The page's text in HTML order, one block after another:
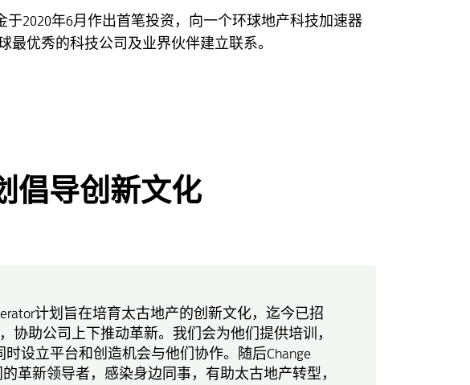
2020年6月作出首笔投资，向一个环球地产科技加速器
优秀的科技公司及业界伙伴建立联系。
倡导创新文化
计划旨在培育太古地产的创新文化，迄今已招
，协助公司上下推动革新。我们会为他们提供培训，
设立平台和创造机会与他们协作。随后Change
革新领导者，感染身边同事，有助太古地产转型，